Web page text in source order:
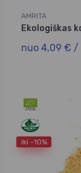
AMRITA
Ekologiškas
nuo 4,09 € /
iki -10%